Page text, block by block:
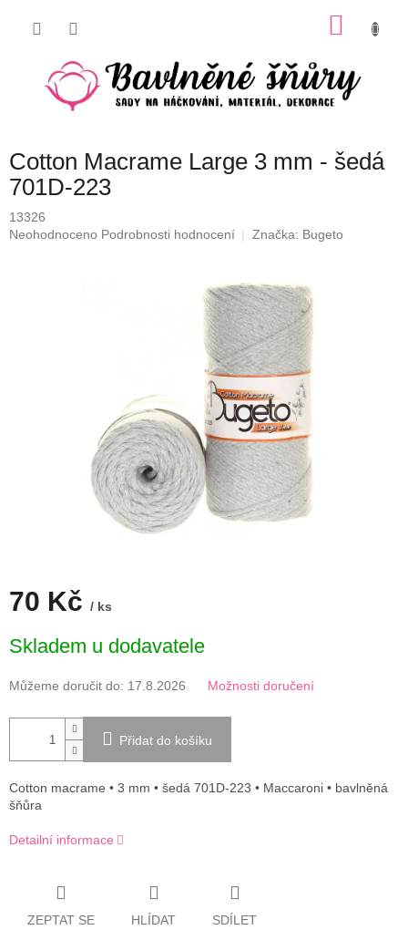
Cotton Macrame Large 3 mm - šedá
701D-223
13326
Průměrné
Neohodnoceno Podrobnosti hodnocení Značka: Bugeto
70 Kč / ks
cena:
Skladem u dodavatele
Můžeme doručit do: 17.8.2026 Možnosti doručení
Přidat do košíku
Cotton macrame • 3 mm • šedá 701D-223 • Maccaroni • bavlněná
šňůra
Detailní informace
ZEPTAT SE HLÍDAT SDÍLET